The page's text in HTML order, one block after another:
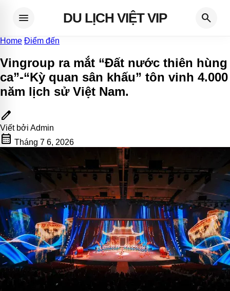
menu DU LỊCH VIỆT VIP search
Home Điểm đến
Vingroup ra mắt “Đất nước thiên hùng
ca”-“Kỳ quan sân khấu” tôn vinh 4.000
năm lịch sử Việt Nam.
edit
Viết bởi Admin
calendar_month Tháng 7 6, 2026